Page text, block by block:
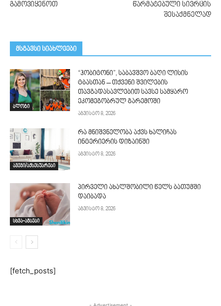
გამოვიყენოთ
წარმატებული სივრცის
შესაქმნელად
მსგავსი სიახლეები
ბლოგი
“ჰობიტონი”, საბავშვო ბაღი ლისის
ტბასთან – თქვენი შვილების
თავგადასავლებით სავსე სამყარო
ეკომეგობრულ გარემოში
აგვისტო 8, 2026
ავეჯი/აქსესუარები
რა მნიშვნელობა აქვს ხალიჩას
ინტერიერის დიზაინში
აგვისტო 8, 2026
სხვა-ამბები
პირველი ახალშობილი წელს ბათუმში
დაიბადა
აგვისტო 8, 2026
[fetch_posts]